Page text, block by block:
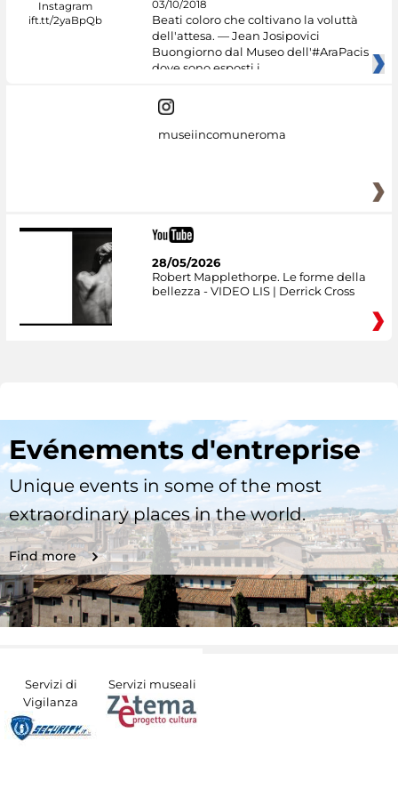
03/10/2018
Beati coloro che coltivano la voluttà
dell'attesa. — Jean Josipovici
Buongiorno dal Museo dell'#AraPacis
dove sono esposti i
museiincomuneroma
28/05/2026
Robert Mapplethorpe. Le forme della
bellezza - VIDEO LIS | Derrick Cross
Evénements d'entreprise
Unique events in some of the most
extraordinary places in the world.
Find more
Servizi di
Vigilanza
Servizi museali